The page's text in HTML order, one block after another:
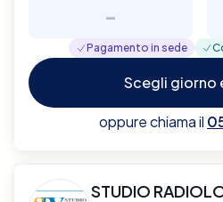
-
Pagamento in sede
Scegli giorno
oppure chiama il
STUDIO